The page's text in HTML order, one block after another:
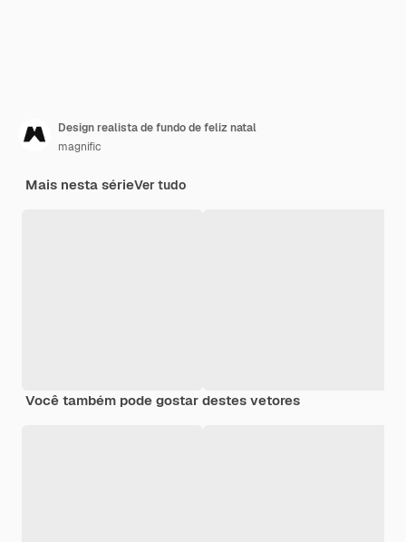
Design realista de fundo de feliz natal
magnific
Mais nesta sérieVer tudo
Você também pode gostar destes vetores